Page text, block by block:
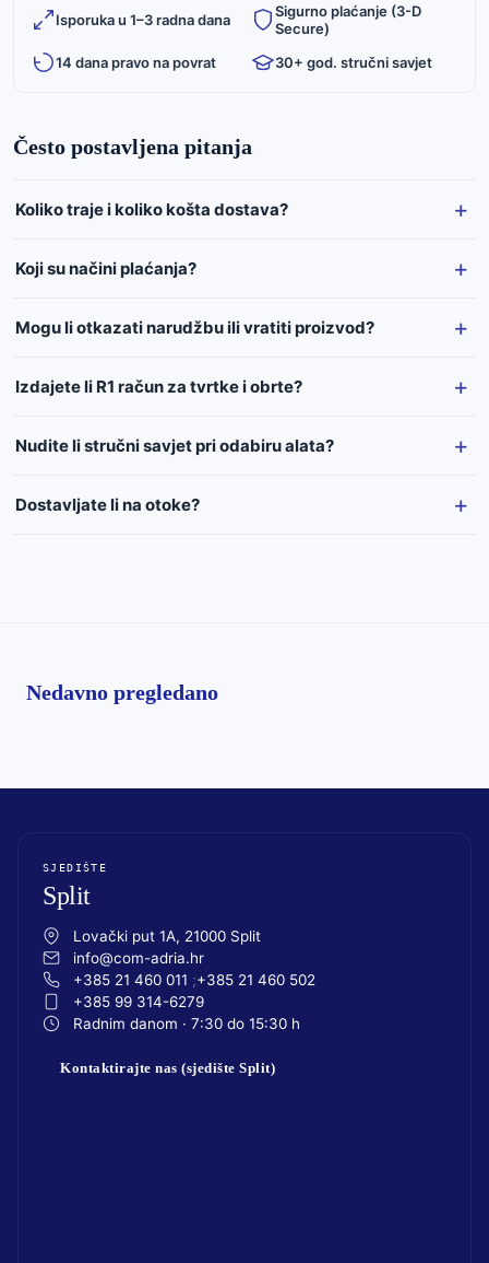
Isporuka u 1–3 radna dana
Sigurno plaćanje (3-D
Secure)
14 dana pravo na povrat
30+ god. stručni savjet
Često postavljena pitanja
Koliko traje i koliko košta dostava?
Koji su načini plaćanja?
Mogu li otkazati narudžbu ili vratiti proizvod?
Izdajete li R1 račun za tvrtke i obrte?
Nudite li stručni savjet pri odabiru alata?
Dostavljate li na otoke?
Nedavno pregledano
SJEDIŠTE
Split
Lovački put 1A, 21000 Split
info@com-adria.hr
+385 21 460 011
+385 21 460 502
+385 99 314-6279
Radnim danom · 7:30 do 15:30 h
Kontaktirajte nas (sjedište Split)